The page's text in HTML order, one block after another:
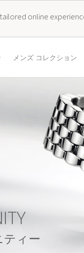
online
メンズ コレクション
ITY
テ ィ ー